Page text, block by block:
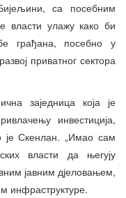
са посебним
власти улажу како би
грађана, посебно у
приватног сектора
заједница која је
инвестиција,
је Скенлан. „Имао сам
власти да његују
јавним дјеловањем,
инфраструктуре.